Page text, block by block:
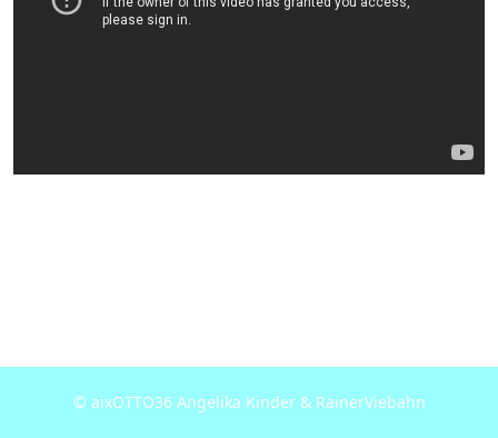
© aixOTTO36 Angelika Kinder & RainerViebahn